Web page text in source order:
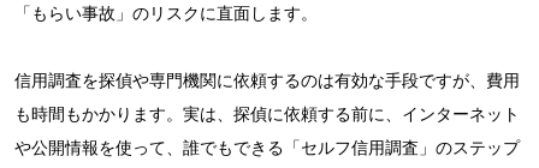
「もらい事故」のリスクに直面します。
信用調査を探偵や専門機関に依頼するのは有効な手段ですが、費用
も時間もかかります。実は、探偵に依頼する前に、インターネット
や公開情報を使って、誰でもできる「セルフ信用調査」のステップ